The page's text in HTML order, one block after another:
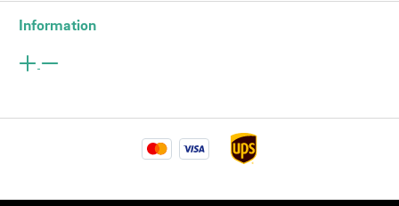
Information